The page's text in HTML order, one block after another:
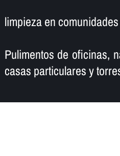
limpieza en
Pulimentos de oficinas,
casas particulares y